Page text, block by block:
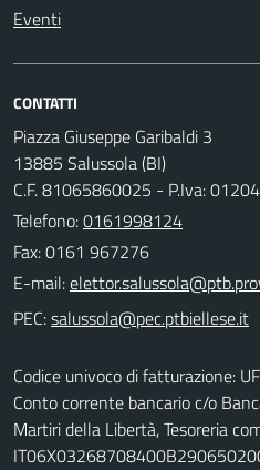
Eventi
CONTATTI
Piazza Giuseppe Garibaldi 3
13885 Salussola (BI)
C.F. 81065860025 - P.Iva:
Telefono:0161998124
Fax: 0161 967276
E-mail:
PEC:
Codice univoco di fatturazione:
Conto corrente bancario c/o
Martiri della Libertà, Tesoreria